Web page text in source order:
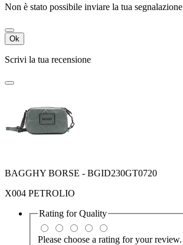
Non è stato possibile inviare la tua segnalazione
Ok
Scrivi la tua recensione
BAGGHY BORSE - BGID230GT0720
X004 PETROLIO
Rating forQuality
Please choose a rating for your review.